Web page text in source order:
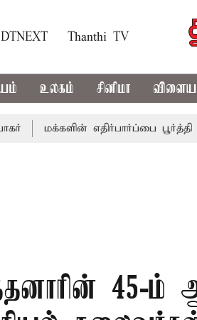
DTNEXT Thanthi TV
உலகம் சினிமா
மக்களின் எதிர்பார்ப்பை பூர்த்தி
45-